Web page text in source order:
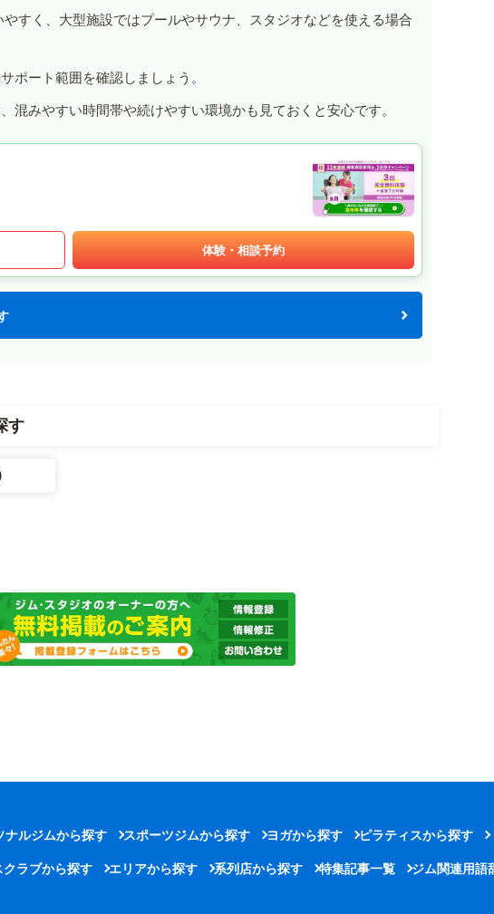
すく、大型施設ではプールやサウナ、スタジオなどを使える場合
ポート範囲を確認しましょう。
混みやすい時間帯や続けやすい環境かも見ておくと安心です。
体験・相談予約
す
ナルジムから探す スポーツジムから探す ヨガから探す ピラティスから探す
クラブから探す エリアから探す 系列店から探す 特集記事一覧 ジム関連用語